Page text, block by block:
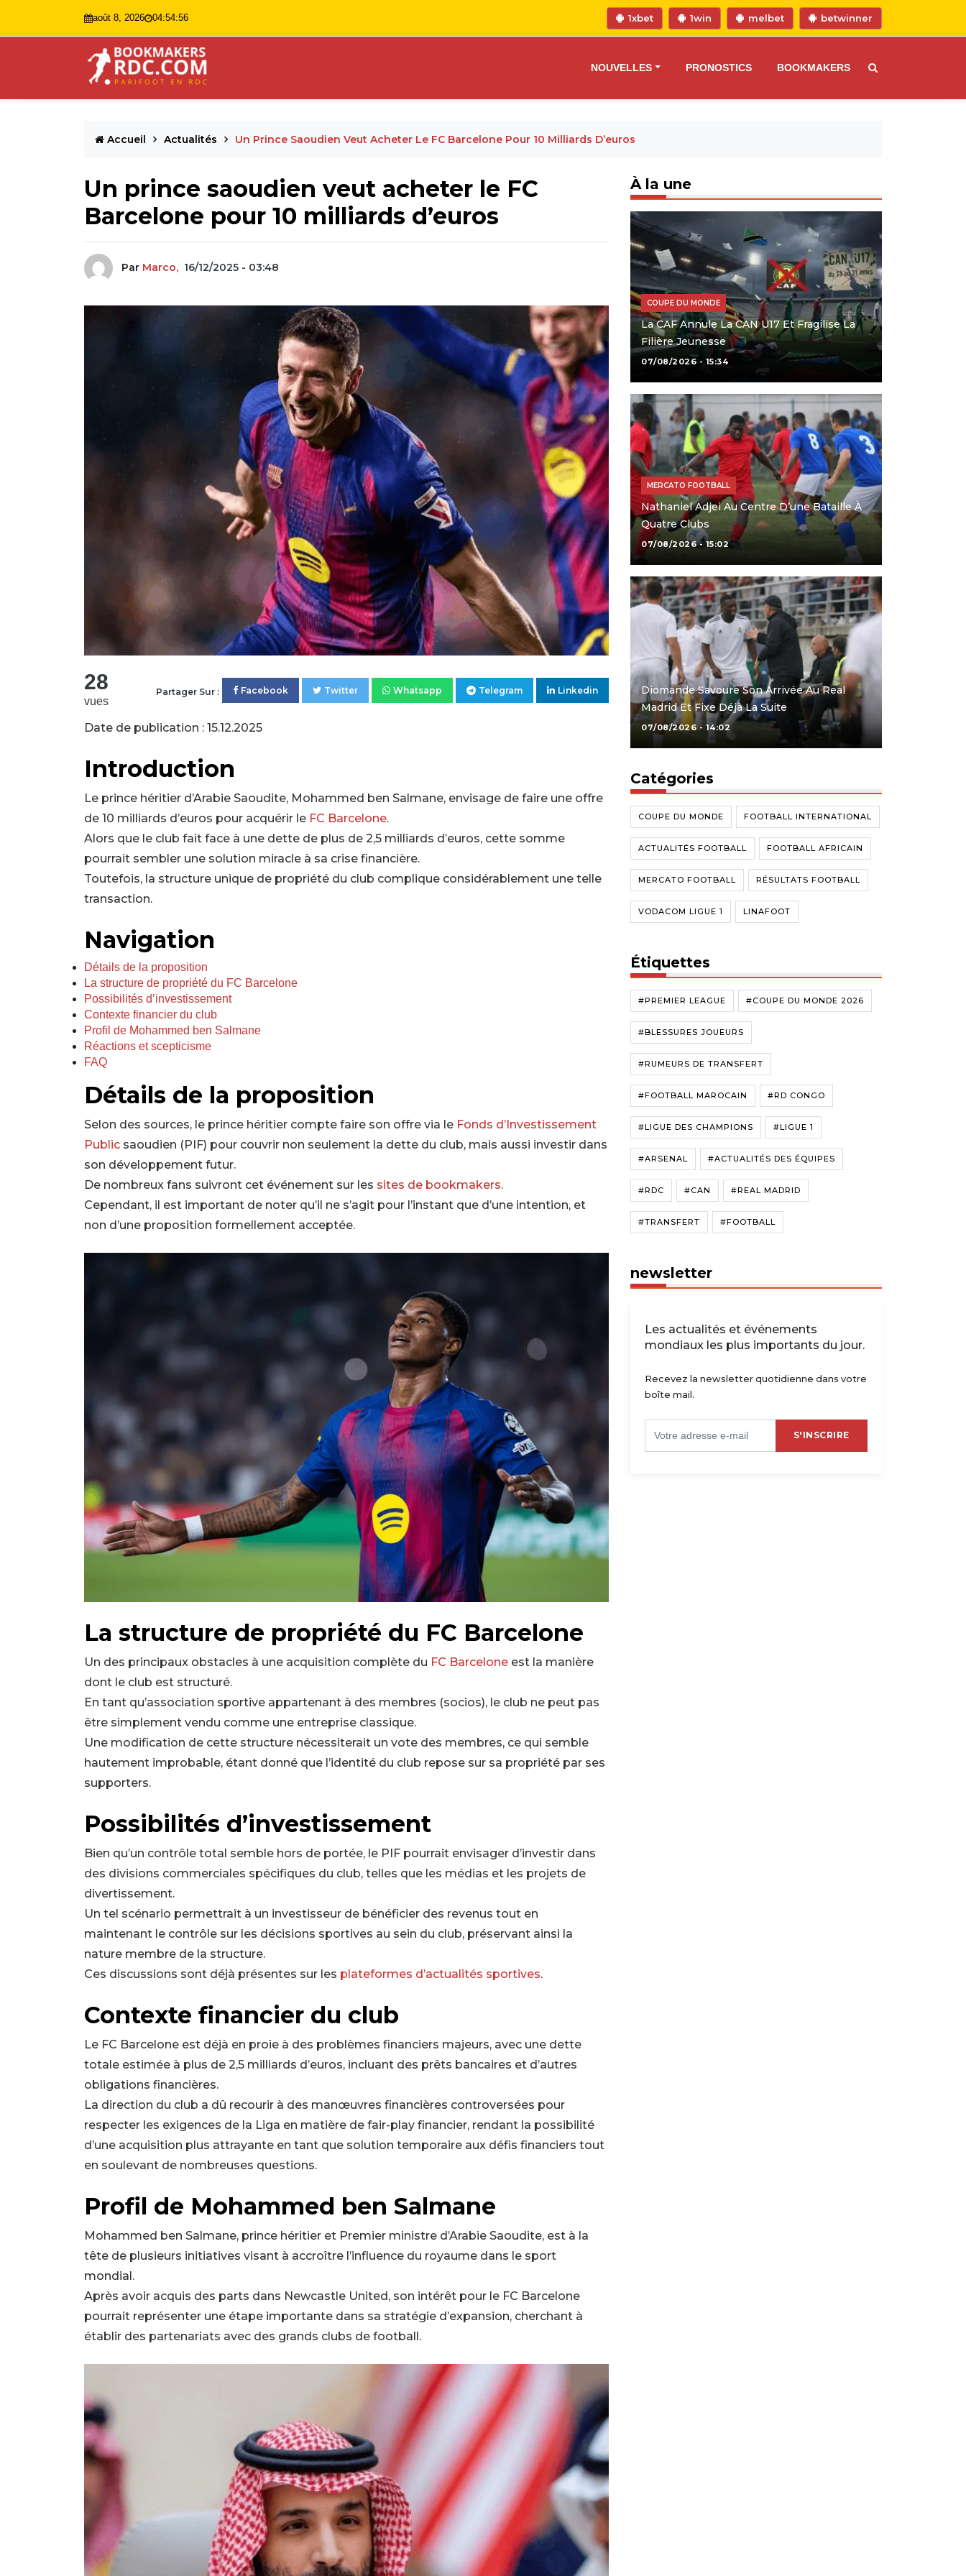
août 8, 2026 04:54:57 1xbet 1win melbet betwinner
NOUVELLES PRONOSTICS BOOKMAKERS
Accueil Actualités Un Prince Saoudien Veut Acheter Le FC Barcelone Pour 10 Milliards D’euros
Un prince saoudien veut acheter le FC
Barcelone pour 10 milliards d’euros
Par Marco, 16/12/2025 - 03:48
28
vues
Partager Sur : Facebook Twitter Whatsapp Telegram Linkedin
Date de publication : 15.12.2025
Introduction
Le prince héritier d’Arabie Saoudite, Mohammed ben Salmane, envisage de faire une offre
de 10 milliards d’euros pour acquérir le FC Barcelone.
Alors que le club fait face à une dette de plus de 2,5 milliards d’euros, cette somme
pourrait sembler une solution miracle à sa crise financière.
Toutefois, la structure unique de propriété du club complique considérablement une telle
transaction.
Navigation
Détails de la proposition
La structure de propriété du FC Barcelone
Possibilités d’investissement
Contexte financier du club
Profil de Mohammed ben Salmane
Réactions et scepticisme
FAQ
Détails de la proposition
Selon des sources, le prince héritier compte faire son offre via le Fonds d’Investissement
Public saoudien (PIF) pour couvrir non seulement la dette du club, mais aussi investir dans
son développement futur.
De nombreux fans suivront cet événement sur les sites de bookmakers.
Cependant, il est important de noter qu’il ne s’agit pour l’instant que d’une intention, et
non d’une proposition formellement acceptée.
La structure de propriété du FC Barcelone
Un des principaux obstacles à une acquisition complète du FC Barcelone est la manière
dont le club est structuré.
En tant qu’association sportive appartenant à des membres (socios), le club ne peut pas
être simplement vendu comme une entreprise classique.
Une modification de cette structure nécessiterait un vote des membres, ce qui semble
hautement improbable, étant donné que l’identité du club repose sur sa propriété par ses
supporters.
Possibilités d’investissement
Bien qu’un contrôle total semble hors de portée, le PIF pourrait envisager d’investir dans
des divisions commerciales spécifiques du club, telles que les médias et les projets de
divertissement.
Un tel scénario permettrait à un investisseur de bénéficier des revenus tout en
maintenant le contrôle sur les décisions sportives au sein du club, préservant ainsi la
nature membre de la structure.
Ces discussions sont déjà présentes sur les plateformes d’actualités sportives.
Contexte financier du club
Le FC Barcelone est déjà en proie à des problèmes financiers majeurs, avec une dette
totale estimée à plus de 2,5 milliards d’euros, incluant des prêts bancaires et d’autres
obligations financières.
La direction du club a dû recourir à des manœuvres financières controversées pour
respecter les exigences de la Liga en matière de fair-play financier, rendant la possibilité
d’une acquisition plus attrayante en tant que solution temporaire aux défis financiers tout
en soulevant de nombreuses questions.
Profil de Mohammed ben Salmane
Mohammed ben Salmane, prince héritier et Premier ministre d’Arabie Saoudite, est à la
tête de plusieurs initiatives visant à accroître l’influence du royaume dans le sport
mondial.
Après avoir acquis des parts dans Newcastle United, son intérêt pour le FC Barcelone
pourrait représenter une étape importante dans sa stratégie d’expansion, cherchant à
établir des partenariats avec des grands clubs de football.
À la une
COUPE DU MONDE
La CAF Annule La CAN U17 Et Fragilise La
Filière Jeunesse
07/08/2026 - 15:34
MERCATO FOOTBALL
Nathaniel Adjei Au Centre D’une Bataille À
Quatre Clubs
07/08/2026 - 15:02
Diomande Savoure Son Arrivée Au Real
Madrid Et Fixe Déjà La Suite
07/08/2026 - 14:02
Catégories
COUPE DU MONDE FOOTBALL INTERNATIONAL
ACTUALITÉS FOOTBALL FOOTBALL AFRICAIN
MERCATO FOOTBALL RÉSULTATS FOOTBALL
VODACOM LIGUE 1 LINAFOOT
Étiquettes
#PREMIER LEAGUE #COUPE DU MONDE 2026
#BLESSURES JOUEURS
#RUMEURS DE TRANSFERT
#FOOTBALL MAROCAIN #RD CONGO
#LIGUE DES CHAMPIONS #LIGUE 1
#ARSENAL #ACTUALITÉS DES ÉQUIPES
#RDC #CAN #REAL MADRID
#TRANSFERT #FOOTBALL
newsletter
Les actualités et événements
mondiaux les plus importants du jour.
Recevez la newsletter quotidienne dans votre
boîte mail.
S'INSCRIRE